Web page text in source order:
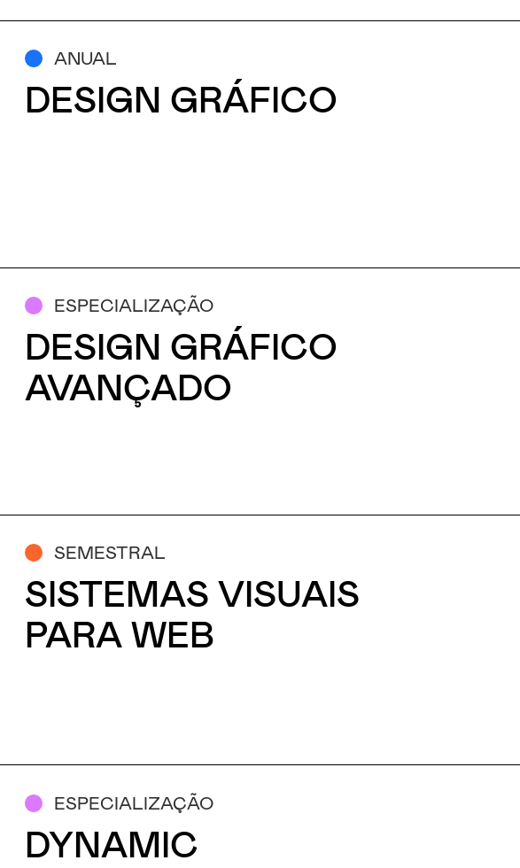
ANUAL
DESIGN GRÁFICO
ESPECIALIZAÇÃO
DESIGN GRÁFICO
AVANÇADO
SEMESTRAL
SISTEMAS VISUAIS
PARA WEB
ESPECIALIZAÇÃO
DYNAMIC